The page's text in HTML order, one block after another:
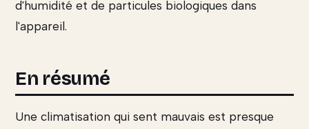
d'humidité et de particules biologiques dans
l'appareil.
En résumé
Une climatisation qui sent mauvais est presque